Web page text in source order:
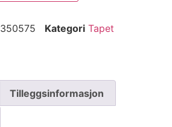
350575 Kategori Tapet
Tilleggsinformasjon